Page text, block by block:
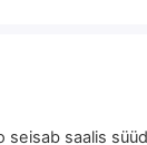
seisab saalis